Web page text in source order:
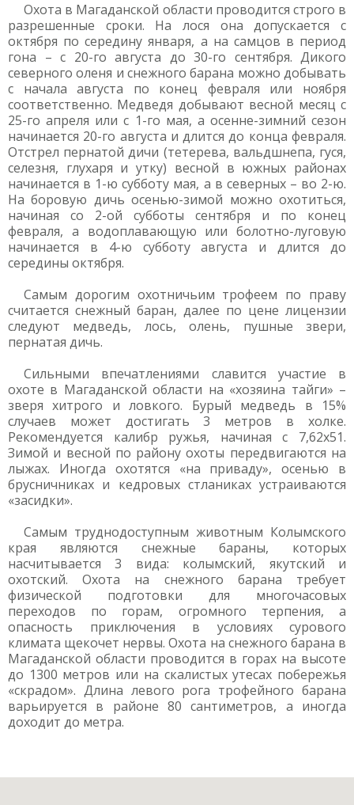
Охота в Магаданской области проводится строго в
разрешенные сроки. На лося она допускается с
октября по середину января, а на самцов в период
гона – с 20-го августа до 30-го сентября. Дикого
северного оленя и снежного барана можно добывать
с начала августа по конец февраля или ноября
соответственно. Медведя добывают весной месяц с
25-го апреля или с 1-го мая, а осенне-зимний сезон
начинается 20-го августа и длится до конца февраля.
Отстрел пернатой дичи (тетерева, вальдшнепа, гуся,
селезня, глухаря и утку) весной в южных районах
начинается в 1-ю субботу мая, а в северных – во 2-ю.
На боровую дичь осенью-зимой можно охотиться,
начиная со 2-ой субботы сентября и по конец
февраля, а водоплавающую или болотно-луговую
начинается в 4-ю субботу августа и длится до
середины октября.
Самым дорогим охотничьим трофеем по праву
считается снежный баран, далее по цене лицензии
следуют медведь, лось, олень, пушные звери,
пернатая дичь.
Сильными впечатлениями славится участие в
охоте в Магаданской области на «хозяина тайги» –
зверя хитрого и ловкого. Бурый медведь в 15%
случаев может достигать 3 метров в холке.
Рекомендуется калибр ружья, начиная c 7,62х51.
Зимой и весной по району охоты передвигаются на
лыжах. Иногда охотятся «на приваду», осенью в
брусничниках и кедровых стланиках устраиваются
«засидки».
Самым труднодоступным животным Колымского
края являются снежные бараны, которых
насчитывается 3 вида: колымский, якутский и
охотский. Охота на снежного барана требует
физической подготовки для многочасовых
переходов по горам, огромного терпения, а
опасность приключения в условиях сурового
климата щекочет нервы. Охота на снежного барана в
Магаданской области проводится в горах на высоте
до 1300 метров или на скалистых утесах побережья
«скрадом». Длина левого рога трофейного барана
варьируется в районе 80 сантиметров, а иногда
доходит до метра.